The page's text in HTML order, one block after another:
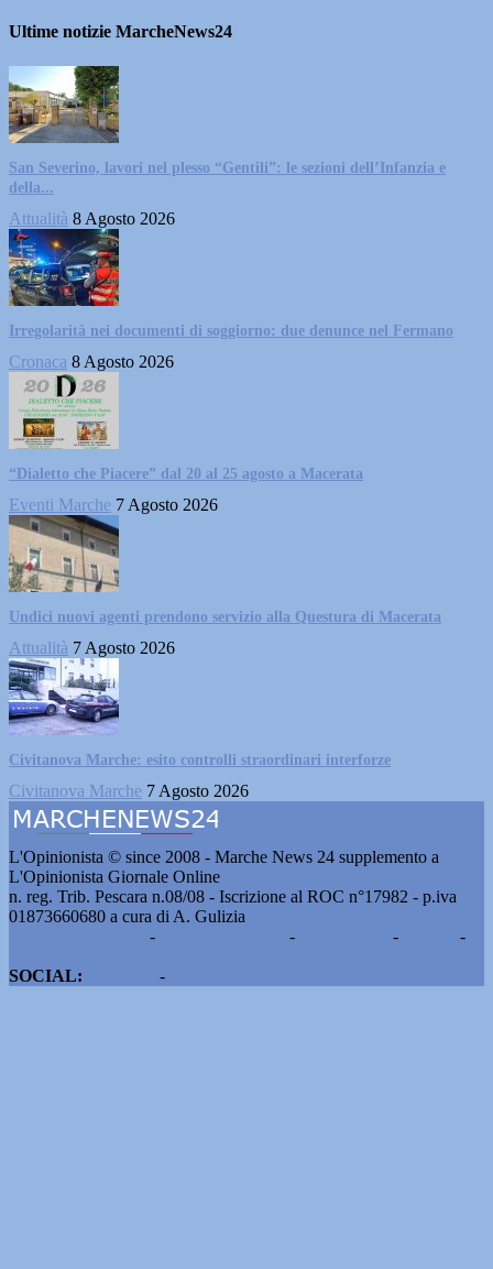
Ultime notizie MarcheNews24
San Severino, lavori nel plesso “Gentili”: le sezioni dell’Infanzia e
della...
Attualità 8 Agosto 2026
Irregolarità nei documenti di soggiorno: due denunce nel Fermano
Cronaca 8 Agosto 2026
“Dialetto che Piacere” dal 20 al 25 agosto a Macerata
Eventi Marche 7 Agosto 2026
Undici nuovi agenti prendono servizio alla Questura di Macerata
Attualità 7 Agosto 2026
Civitanova Marche: esito controlli straordinari interforze
Civitanova Marche 7 Agosto 2026
L'Opinionista © since 2008 - Marche News 24 supplemento a
L'Opinionista Giornale Online
n. reg. Trib. Pescara n.08/08 - Iscrizione al ROC n°17982 - p.iva
01873660680 a cura di A. Gulizia
- - -
-
SOCIAL:
-